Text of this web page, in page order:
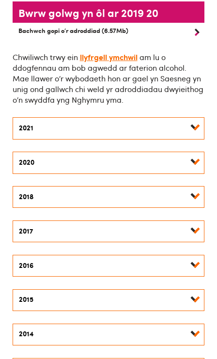
Bwrw golwg yn ôl ar 2019 20
Bachwch gopi o’r adroddiad (6.57Mb)
Chwiliwch trwy ein llyfrgell ymchwilam lu o
ddogfennau am bob agwedd ar faterion alcohol.
Mae llawer o’r wybodaeth hon ar gael yn Saesneg yn
unig ond gallwch chi weld yr adroddiadau dwyieithog
o’n swyddfa yng Nghymru yma.
2021
2020
2018
2017
2016
2015
2014